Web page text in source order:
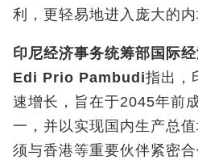
利，更轻易地进入庞大的内
印尼经济事务统筹部国际
Edi Prio Pambudi指出，
速增长，旨在于2045年前
一，并以实现国内生产总
须与香港等重要伙伴紧密